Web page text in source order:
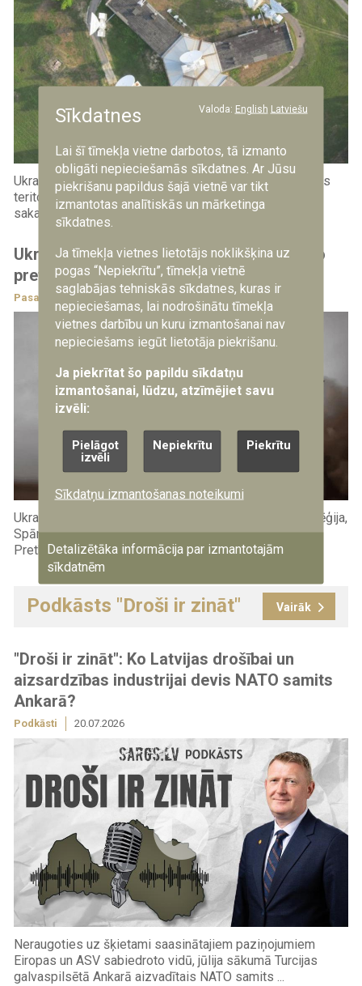
Ukrainas tālās darbības triecienu kampaņa pret Krievijas
teritorijā esošiem militāri rūpnieciskajiem, enerģētikas,
sakaru un loģistikas objektiem ...
Ukraina un deviņas Eiropas valstis izveido
pretballistiskās aizsardzības koalīciju
Pasaulē 14.07.2026
Ukraina, Dānija, Francija, Vācija, Itālija, Nīderlande, Norvēģija,
Spānija, Zviedrija un Lielbritānija oficiāli izveidojušas
Pretballistiskās ...
Podkāsts "Droši ir zināt" Vairāk
"Droši ir zināt": Ko Latvijas drošībai un
aizsardzības industrijai devis NATO samits
Ankarā?
Podkāsti 20.07.2026
Neraugoties uz šķietami saasinātajiem paziņojumiem
Eiropas un ASV sabiedroto vidū, jūlija sākumā Turcijas
galvaspilsētā Ankarā aizvadītais NATO samits ...
Sīkdatnes Valoda: English Latviešu
Lai šī tīmekļa vietne darbotos, tā izmanto
obligāti nepieciešamās sīkdatnes. Ar Jūsu
piekrišanu papildus šajā vietnē var tikt
izmantotas analītiskās un mārketinga
sīkdatnes.
Ja tīmekļa vietnes lietotājs noklikšķina uz
pogas “Nepiekrītu”, tīmekļa vietnē
saglabājas tehniskās sīkdatnes, kuras ir
nepieciešamas, lai nodrošinātu tīmekļa
vietnes darbību un kuru izmantošanai nav
nepieciešams iegūt lietotāja piekrišanu.
Ja piekrītat šo papildu sīkdatņu
izmantošanai, lūdzu, atzīmējiet savu
izvēli:
Pielāgot
izvēli
Nepiekrītu Piekrītu
Sīkdatņu izmantošanas noteikumi
Detalizētāka informācija par izmantotajām
sīkdatnēm